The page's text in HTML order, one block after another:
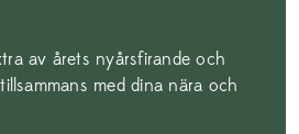
av årets nyårsfirande och
med dina nära och